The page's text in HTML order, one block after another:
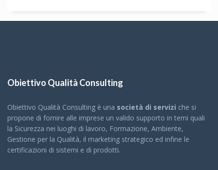
Obiettivo Qualità Consulting
Obiettivo Qualità Consulting è una società di servizi che si
propone di fornire alle imprese un valido supporto in temi quali
la Sicurezza nei luoghi di lavoro, Formazione, Ambiente,
Gestione per la Qualità, il marketing strategico ed infine le
certificazioni di sistemi e di prodotti.